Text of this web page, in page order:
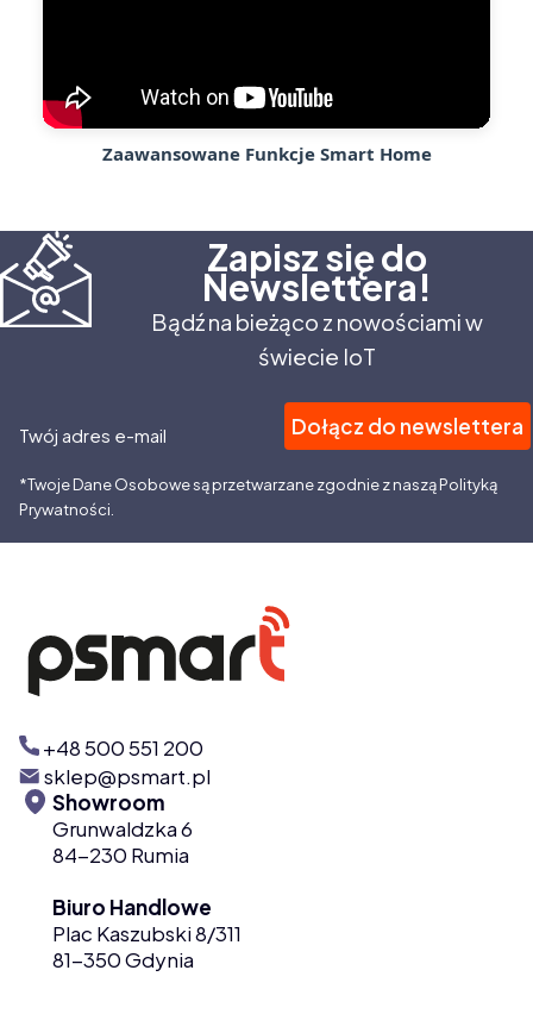
Zaawansowane Funkcje Smart Home
Zapisz się do
Newslettera!
Bądź na bieżąco z nowościami w
świecie IoT
Twój adres e-mail Dołącz do newslettera
*Twoje Dane Osobowe są przetwarzane zgodnie z naszą Polityką
Prywatności.
+48 500 551 200
sklep@psmart.pl
Showroom
Grunwaldzka 6
84-230 Rumia
Biuro Handlowe
Plac Kaszubski 8/311
81-350 Gdynia